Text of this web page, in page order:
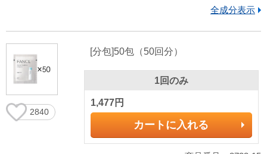
全成分表示
2840
[分包]50包（50回分）
1回のみ
1,477円
カートに入れる